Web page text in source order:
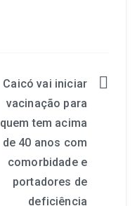
Caicó vai iniciar
vacinação para
quem tem acima
de 40 anos com
comorbidade e
portadores de
deficiência